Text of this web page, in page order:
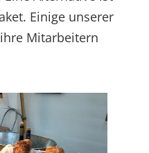
Einige unserer
Mitarbeitern